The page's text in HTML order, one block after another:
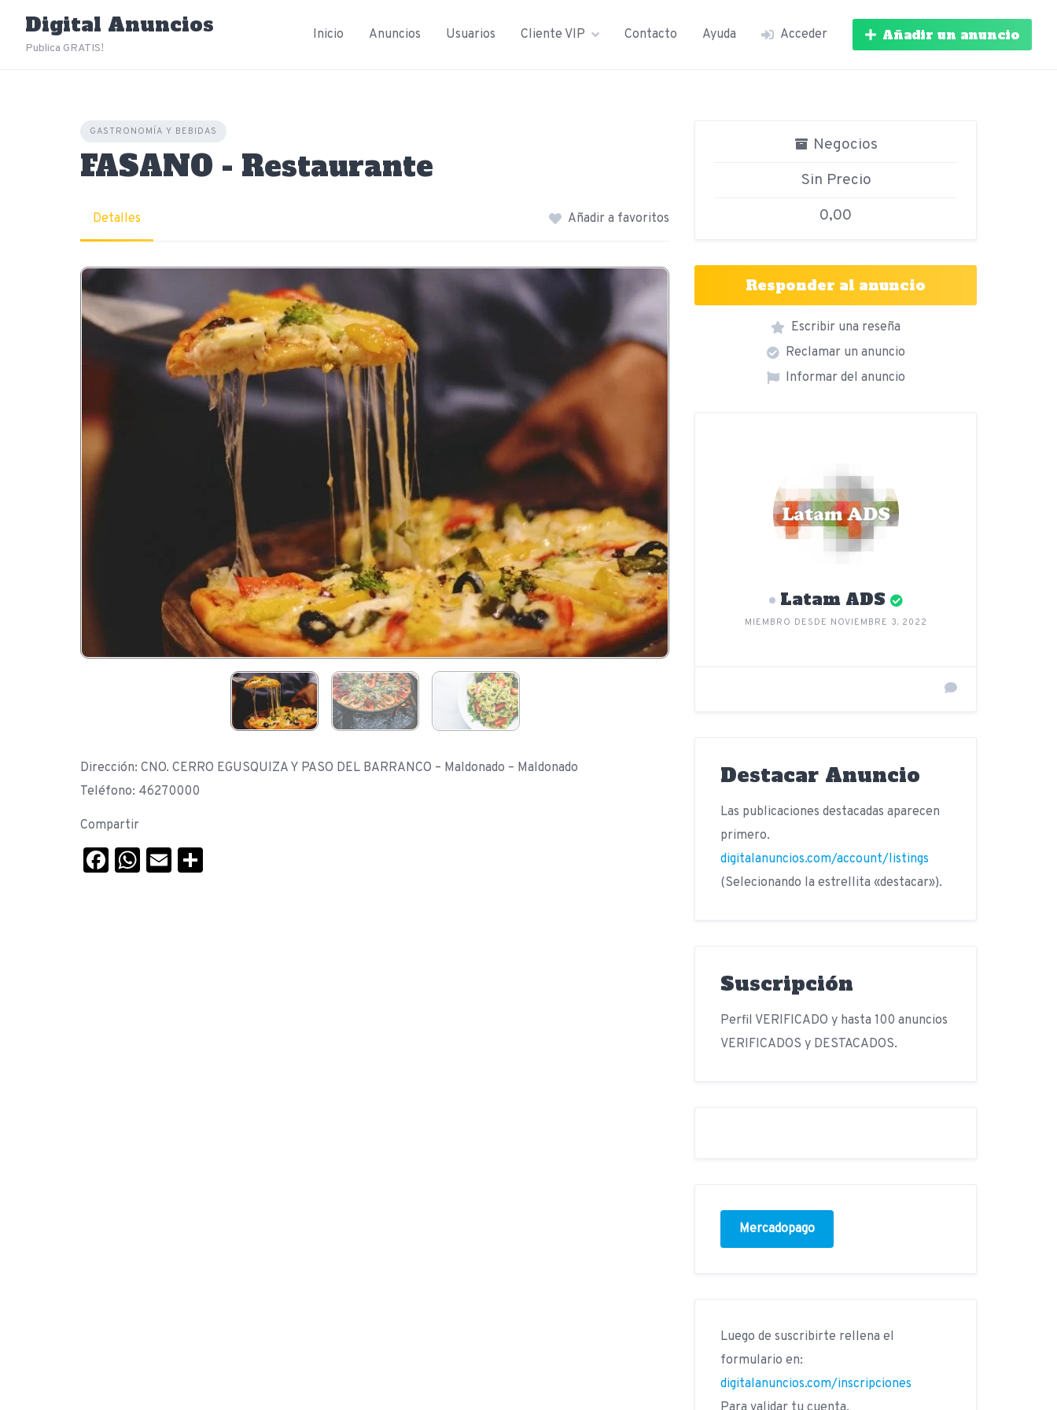
content
Digital Anuncios
Publica GRATIS!
Inicio Anuncios Usuarios Cliente VIP Contacto Ayuda Acceder Añadir un anuncio
GASTRONOMÍA Y BEBIDAS
FASANO - Restaurante
Detalles Añadir a favoritos
Dirección: CNO. CERRO EGUSQUIZA Y PASO DEL BARRANCO – Maldonado – Maldonado
Teléfono: 46270000
Compartir
Facebook
WhatsApp
Email
Negocios
Sin Precio
0,00
Responder al anuncio
Escribir una reseña
Reclamar un anuncio
Informar del anuncio
Latam ADS
MIEMBRO DESDE NOVIEMBRE 3, 2022
Destacar Anuncio
Las publicaciones destacadas aparecen
primero.
digitalanuncios.com/account/listings
(Selecionando la estrellita «destacar»).
Suscripción
Perfil VERIFICADO y hasta 100 anuncios
VERIFICADOS y DESTACADOS.
Mercadopago
Luego de suscribirte rellena el
formulario en:
digitalanuncios.com/inscripciones